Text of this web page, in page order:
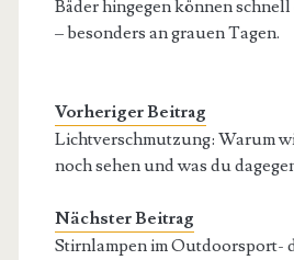
Bäder hingegen können
– besonders an grauen Tagen.
Vorheriger Beitrag
Lichtverschmutzung: Warum
noch sehen und was du
Nächster Beitrag
Stirnlampen im Outdoorsport-